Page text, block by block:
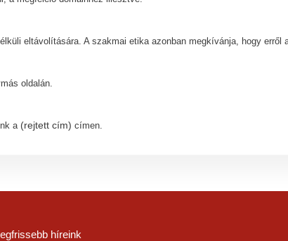
eltávolítására. A szakmai etika azonban megkívánja, hogy erről
oldalán.
a (rejtett cím) címen.
híreink